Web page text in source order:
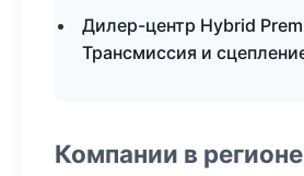
Дилер-центр Hybrid
Трансмиссия и
Компании в